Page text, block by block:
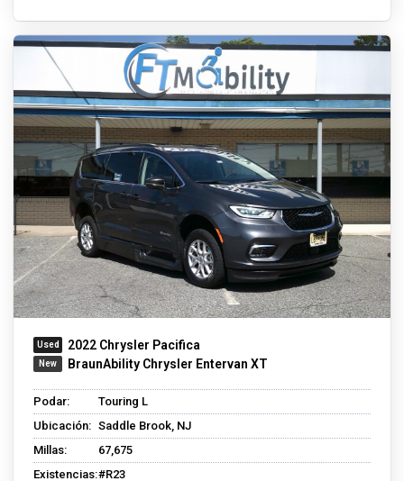
2022 Chrysler Pacifica
BraunAbility Chrysler Entervan XT
Podar:
Touring L
Ubicación: Saddle Brook, NJ
Millas:
67,675
Existencias:#R23